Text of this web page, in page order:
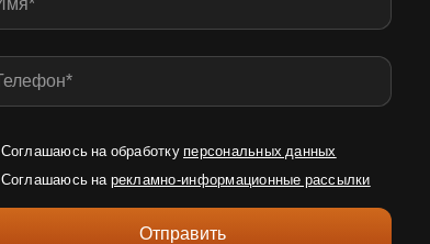
Соглашаюсь на обработку персональных данных
Соглашаюсь на рекламно-информационные рассылки
Отправить